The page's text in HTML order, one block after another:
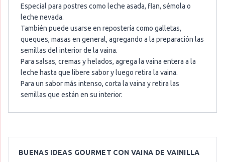
Especial para postres como leche asada, flan, sémola o
leche nevada.
También puede usarse en repostería como galletas,
queques, masas en general, agregando a la preparación las
semillas del interior de la vaina.
Para salsas, cremas y helados, agrega la vaina entera a la
leche hasta que libere sabor y luego retira la vaina.
Para un sabor más intenso, corta la vaina y retira las
semillas que están en su interior.
BUENAS IDEAS GOURMET CON VAINA DE VAINILLA